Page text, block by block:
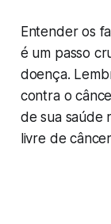
Entender os
é um passo
doença.
contra o
de sua saúde
livre de